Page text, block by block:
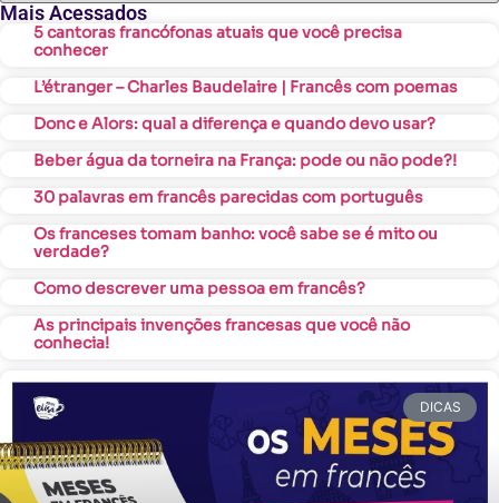
Mais Acessados
5 cantoras francófonas atuais que você precisa
conhecer
L’étranger – Charles Baudelaire | Francês com poemas
Donc e Alors: qual a diferença e quando devo usar?
Beber água da torneira na França: pode ou não pode?!
30 palavras em francês parecidas com português
Os franceses tomam banho: você sabe se é mito ou
verdade?
Como descrever uma pessoa em francês?
As principais invenções francesas que você não
conhecia!
DICAS